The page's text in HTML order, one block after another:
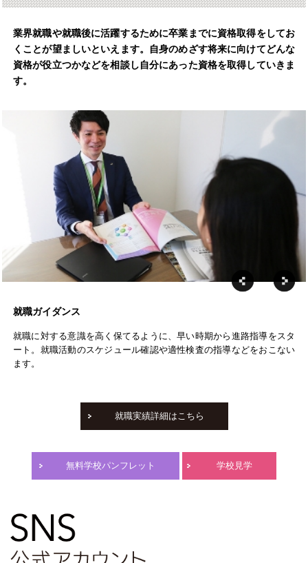
業界就職や就職後に活躍するために卒業までに資格取得をしてお
くことが望ましいといえます。自身のめざす将来に向けてどんな
資格が役立つかなどを相談し自分にあった資格を取得していきま
す。
就職ガイダンス
就職に対する意識を高く保てるように、早い時期から進路指導をスタ
ート。就職活動のスケジュール確認や適性検査の指導などをおこない
ます。
就職実績詳細はこちら
無料学校パンフレット 学校見学